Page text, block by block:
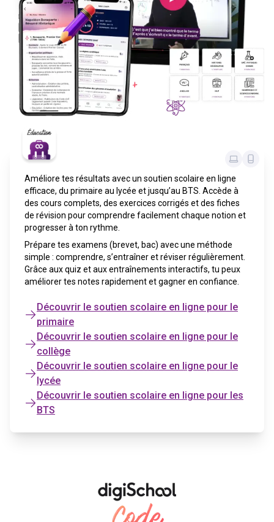
Améliore tes résultats avec un soutien scolaire en ligne
efficace, du primaire au lycée et jusqu’au BTS. Accède à
des cours complets, des exercices corrigés et des fiches
de révision pour comprendre facilement chaque notion et
progresser à ton rythme.
Prépare tes examens (brevet, bac) avec une méthode
simple : comprendre, s’entraîner et réviser régulièrement.
Grâce aux quiz et aux entraînements interactifs, tu peux
améliorer tes notes rapidement et gagner en confiance.
Découvrir le soutien scolaire en ligne pour le
primaire
Découvrir le soutien scolaire en ligne pour le
collège
Découvrir le soutien scolaire en ligne pour le
lycée
Découvrir le soutien scolaire en ligne pour les
BTS